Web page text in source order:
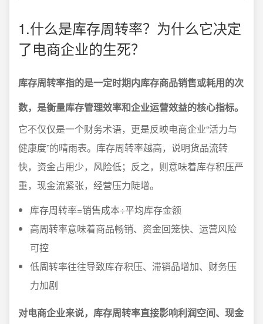
1.什么是库存周转率？为什么它决定
了电商企业的生死？
库存周转率指的是一定时期内库存商品销售或耗用的次
数，是衡量库存管理效率和企业运营效益的核心指标。
它不仅仅是一个财务术语，更是反映电商企业“活力与
健康度”的晴雨表。库存周转率越高，说明货品流转
快，资金占用少，风险低；反之，则意味着库存积压严
重，现金流紧张，经营压力陡增。
库存周转率=销售成本÷平均库存金额
高周转率意味着商品畅销、资金回笼快、运营风险
可控
低周转率往往导致库存积压、滞销品增加、财务压
力加剧
对电商企业来说，库存周转率直接影响利润空间、现金